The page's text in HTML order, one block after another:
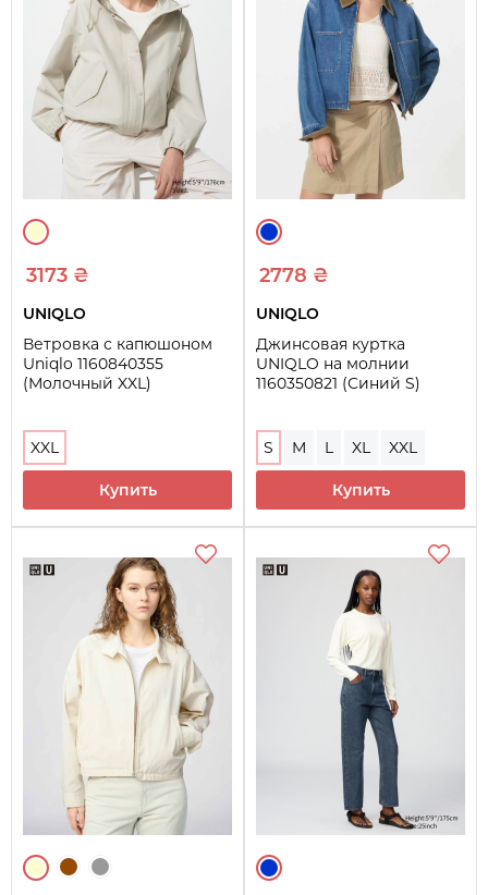
3173 ₴
UNIQLO
Ветровка с капюшоном
Uniqlo 1160840355
(Молочный XXL)
XXL
Купить
2778 ₴
UNIQLO
Джинсовая куртка
UNIQLO на молнии
1160350821 (Синий S)
S M L XL XXL
Купить